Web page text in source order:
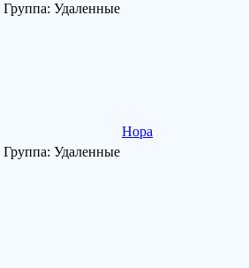
Группа: Удаленные
Нора
Группа: Удаленные